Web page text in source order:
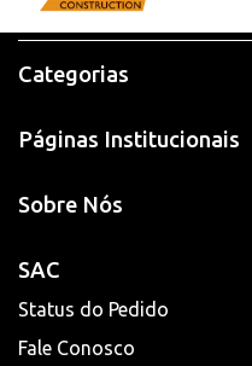
Categorias
Páginas Institucionais
Sobre Nós
SAC
Status do Pedido
Fale Conosco